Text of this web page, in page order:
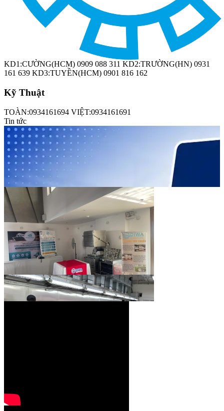
KD1:CƯỜNG(HCM) 0909 088 311 KD2:TRƯỜNG(HN) 0931
161 639 KD3:TUYỀN(HCM) 0901 816 162
Kỹ Thuật
TOÀN:0934161694 VIỆT:0934161691
Tin tức
CÔNG TY DIWA GIAO LƯU CÙNG QUÝ DOANH NGHIỆP
VÀ CÁC GIAN HÀNG THAM GIA 2026
chiều đạt chuẩn VSATTP – Gợi ý quy trình & thiết bị từ chuyên gia
DIWA